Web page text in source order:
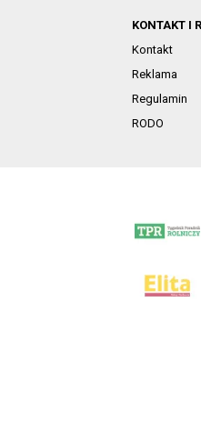
KONTAKT I
Kontakt
Reklama
Regulamin
RODO